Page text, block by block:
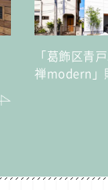
「葛飾区青
禅modern」